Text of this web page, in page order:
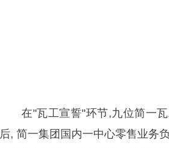
在"瓦工宣誓"环节,九位简一
后, 简一集团国内一中心零售业务